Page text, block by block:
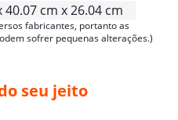
40.07 cm x 26.04 cm
fabricantes, portanto as
sofrer pequenas alterações.)
seu jeito